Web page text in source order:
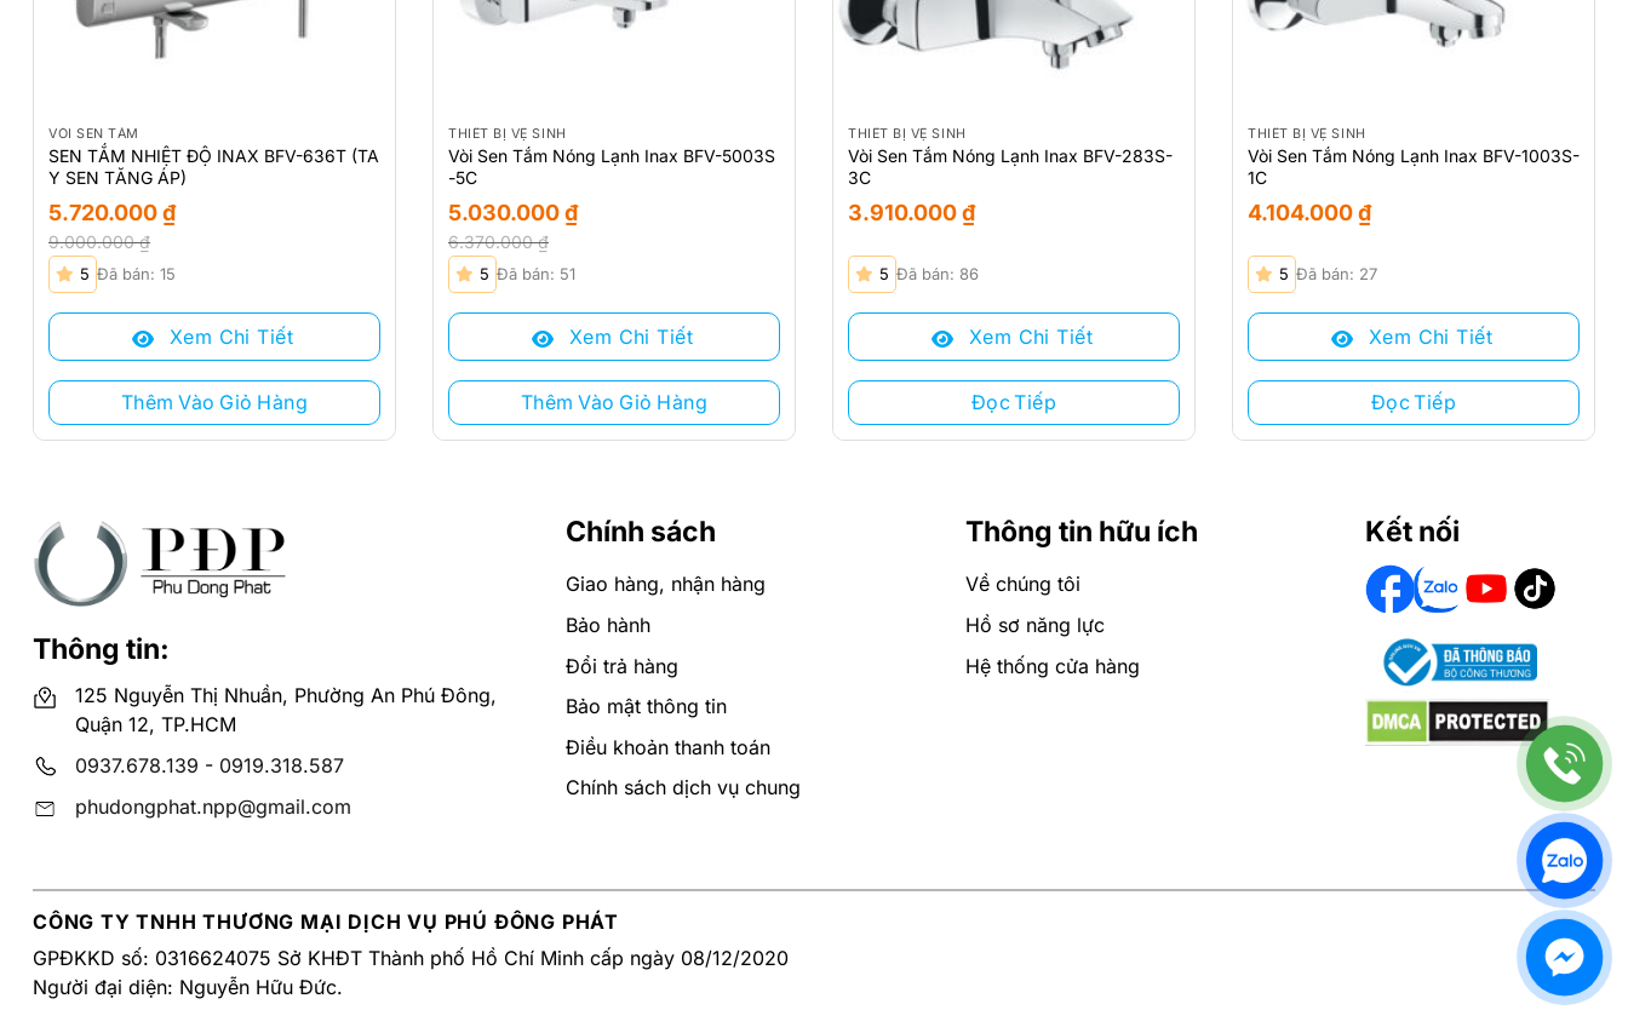
VÒI SEN TẮM
SEN TẮM NHIỆT ĐỘ INAX BFV-636T (TA
Y SEN TĂNG ÁP)
9.000.000₫
Giá
gốc
là:
9.000.000 ₫.
5.720.000₫
Giá
hiện
tại
5.720.000 ₫.
5 Đã bán: 15
Xem Chi Tiết
Thêm Vào Giỏ Hàng
THIẾT BỊ VỆ SINH
Vòi Sen Tắm Nóng Lạnh Inax BFV-5003S
-5C
6.370.000₫
Giá
gốc
là:
6.370.000 ₫.
5.030.000₫
Giá
hiện
tại
5.030.000 ₫.
5 Đã bán: 51
Xem Chi Tiết
Thêm Vào Giỏ Hàng
THIẾT BỊ VỆ SINH
Vòi Sen Tắm Nóng Lạnh Inax BFV-283S-
3C
3.910.000₫
5 Đã bán: 86
Xem Chi Tiết
Đọc Tiếp
THIẾT BỊ VỆ SINH
Vòi Sen Tắm Nóng Lạnh Inax BFV-1003S-
1C
4.104.000₫
5 Đã bán: 27
Xem Chi Tiết
Đọc Tiếp
Thông tin:
125 Nguyễn Thị Nhuần, Phường An Phú Đông,
Quận 12, TP.HCM
0937.678.139 - 0919.318.587
phudongphat.npp@gmail.com
Chính sách
Giao hàng, nhận hàng
Bảo hành
Đổi trả hàng
Bảo mật thông tin
Điều khoản thanh toán
Chính sách dịch vụ chung
Thông tin hữu ích
Về chúng tôi
Hồ sơ năng lực
Hệ thống cửa hàng
Kết nối
CÔNG TY TNHH THƯƠNG MẠI DỊCH VỤ PHÚ ĐÔNG PHÁT
GPĐKKD số: 0316624075 Sở KHĐT Thành phố Hồ Chí Minh cấp ngày 08/12/2020
Người đại diện: Nguyễn Hữu Đức.